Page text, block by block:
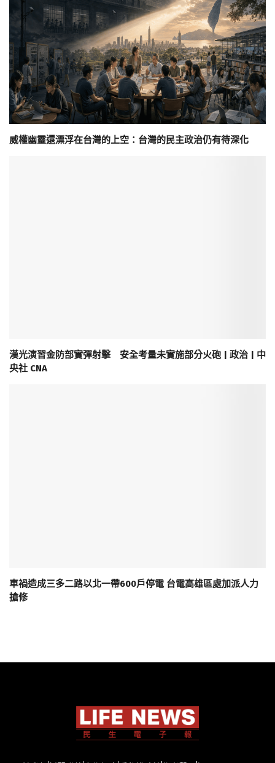
威權幽靈還漂浮在台灣的上空：台灣的民主政治仍有待深化
漢光演習金防部實彈射擊 安全考量未實施部分火砲 | 政治 | 中
央社 CNA
車禍造成三多二路以北一帶600戶停電 台電高雄區處加派人力
搶修